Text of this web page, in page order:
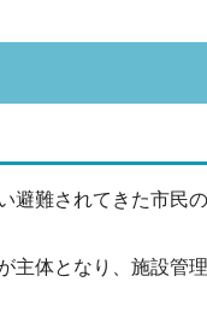
避難されてきた市民
主体となり、施設管